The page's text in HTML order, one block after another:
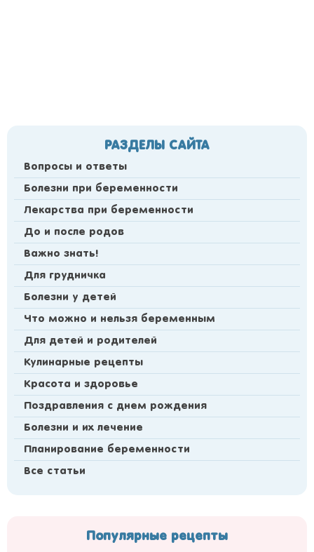
РАЗДЕЛЫ САЙТА
Вопросы и ответы
Болезни при беременности
Лекарства при беременности
До и после родов
Важно знать!
Для грудничка
Болезни у детей
Что можно и нельзя беременным
Для детей и родителей
Кулинарные рецепты
Красота и здоровье
Поздравления с днем рождения
Болезни и их лечение
Планирование беременности
Все статьи
Популярные рецепты